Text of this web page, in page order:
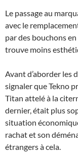
Le passage au
avec le
par des bouchons
trouve moins
Avant d’aborder les
signaler que Tekno
Titan attelé à la
dernier, était plus
situation
rachat et son
étrangers à cela.